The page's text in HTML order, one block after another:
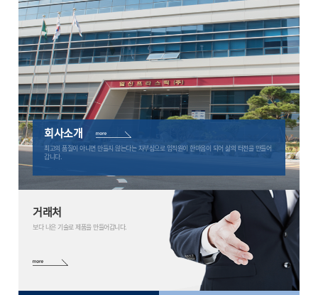
회사소개
최고의 품질이 아니면 만들지 않는다는 자부심으로 임직원이 한마음이 되어 삶의 터전을 만들어
갑니다.
거래처
보다 나은 기술로 제품을 만들어갑니다.